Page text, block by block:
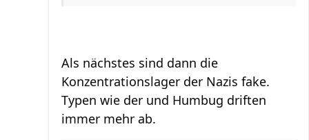
Als nächstes sind dann die
Konzentrationslager der Nazis fake.
Typen wie der und Humbug driften
immer mehr ab.